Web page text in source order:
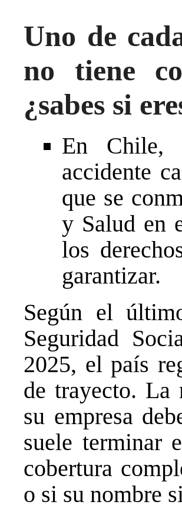
Uno de
no tiene
¿sabes si
En Chile,
accidente
que se
y Salud en
los
garantizar.
Según el
Seguridad
2025, el país
de trayecto. La
su empresa
suele terminar
cobertura
o si su nombre